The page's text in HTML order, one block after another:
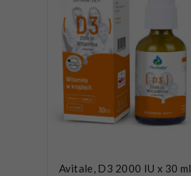
Avitale, D3 2000 IU x 30 ml